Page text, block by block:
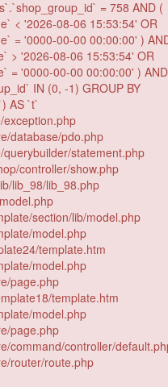
= 758 AND (
< '2026-08-06 15:53:54' OR
= '0000-00-00 00:00:00' )
> '2026-08-06 15:53:54' OR
= '0000-00-00 00:00:00' ) AND
IN (0, -1) GROUP BY
AS `t`
database/pdo.php
statement.php
controller/show.php
lib_98/lib_98.php
section/lib/model.php
model.php
template.htm
model.php
page.php
template.htm
model.php
page.php
command/controller/
router/route.php